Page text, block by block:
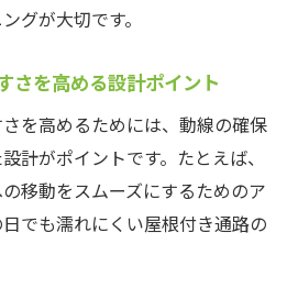
グが大切です。
さを高める設計ポイント
を高めるためには、動線の確保
計がポイントです。たとえば、
移動をスムーズにするためのア
でも濡れにくい屋根付き通路の